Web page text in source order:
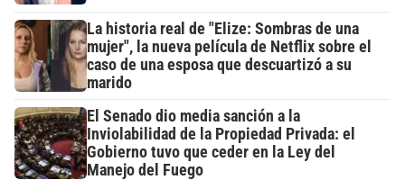
La historia real de "Elize: Sombras de una
mujer", la nueva película de Netflix sobre el
caso de una esposa que descuartizó a su
marido
El Senado dio media sanción a la
Inviolabilidad de la Propiedad Privada: el
Gobierno tuvo que ceder en la Ley del
Manejo del Fuego